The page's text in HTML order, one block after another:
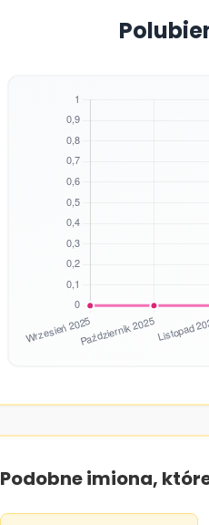
Podobne imiona,